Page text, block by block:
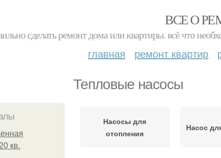
ВСЕ О
сделать ремонт дома или квартиры. всё что
главная ремонт квартир
Тепловые насосы
кв.
Насосы для
отопления
Насос